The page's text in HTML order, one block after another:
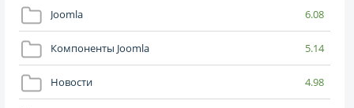
Joomla 6.08
Компоненты Joomla 5.14
Новости 4.98